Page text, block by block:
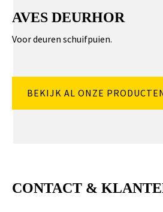
AVES DEURHOR
Voor deuren schuifpuien.
BEKIJK AL ONZE
CONTACT &